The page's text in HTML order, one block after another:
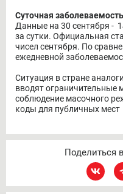
Суточная
Данные на 30 сентября -
за сутки. Официальная
чисел сентября. По
ежедневной
Ситуация в стране
вводят ограничительные
соблюдение масочного
коды для публичных мест
Поделиться